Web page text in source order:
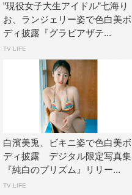
”現役女子大生アイドル”七海り
お、ランジェリー姿で色白美ボ
ディ披露『グラビアザテ...
TV LIFE
白濱美兎、ビキニ姿で色白美ボ
ディ披露 デジタル限定写真集
『純白のプリズム』リリー...
TV LIFE